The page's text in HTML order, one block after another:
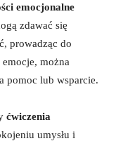
emocjonalne
zdawać się
prowadząc do
można
pomoc lub wsparcie.
ćwiczenia
umysłu i